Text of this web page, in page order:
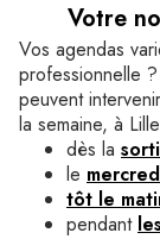
Votre
Vos agendas
professionnelle
peuvent
la semaine, à
dès la
le
tôt le
pendant